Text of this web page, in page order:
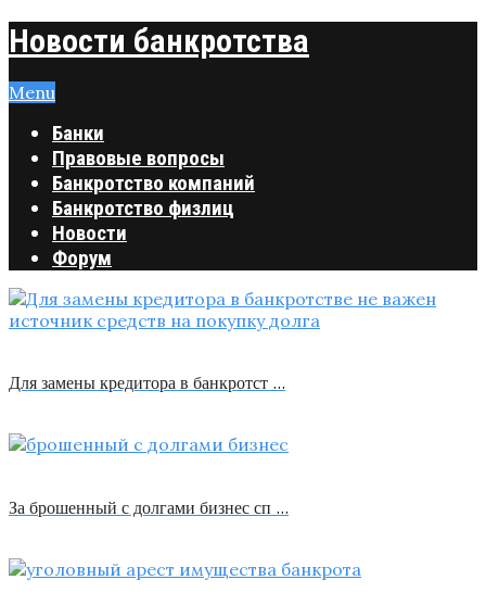
Новости банкротства
Menu
Банки
Правовые вопросы
Банкротство компаний
Банкротство физлиц
Новости
Форум
Для замены кредитора в банкротст …
За брошенный с долгами бизнес сп …